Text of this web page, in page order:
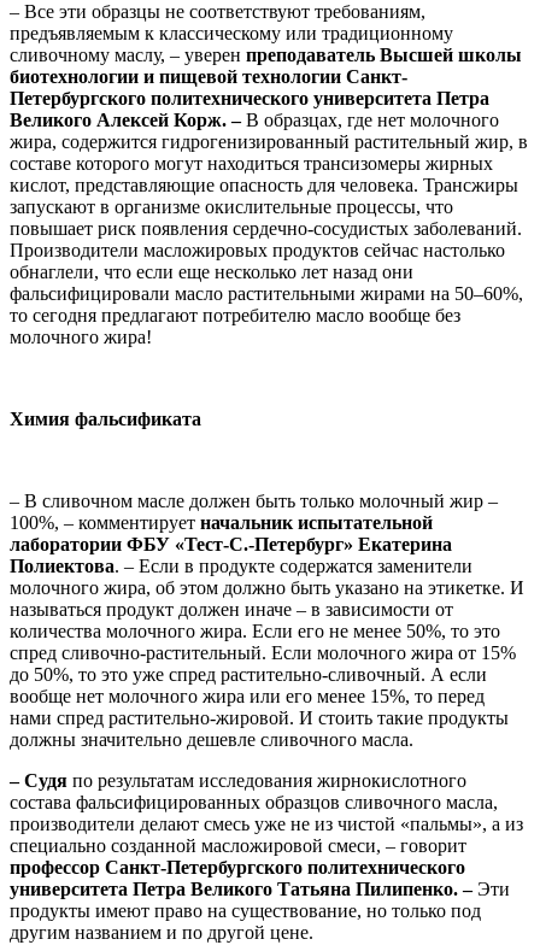
– Все эти образцы не соответствуют требованиям,
предъявляемым к классическому или традиционному
сливочному маслу, – уверен преподаватель Высшей школы
биотехнологии и пищевой технологии Санкт-
Петербургского политехнического университета Петра
Великого Алексей Корж. –В образцах, где нет молочного
жира, содержится гидрогенизированный растительный жир, в
составе которого могут находиться трансизомеры жирных
кислот, представляющие опасность для человека. Трансжиры
запускают в организме окислительные процессы, что
повышает риск появления сердечно-сосудистых заболеваний.
Производители масложировых продуктов сейчас настолько
обнаглели, что если еще несколько лет назад они
фальсифицировали масло растительными жирами на 50–60%,
то сегодня предлагают потребителю масло вообще без
молочного жира!
Химия фальсификата
– В сливочном масле должен быть только молочный жир –
100%, – комментирует начальник испытательной
лаборатории ФБУ «Тест-С.-Петербург» Екатерина
Полиектова. – Если в продукте содержатся заменители
молочного жира, об этом должно быть указано на этикетке. И
называться продукт должен иначе – в зависимости от
количества молочного жира. Если его не менее 50%, то это
спред сливочно-растительный. Если молочного жира от 15%
до 50%, то это уже спред растительно-сливочный. А если
вообще нет молочного жира или его менее 15%, то перед
нами спред растительно-жировой. И стоить такие продукты
должны значительно дешевле сливочного масла.
– Судя по результатам исследования жирнокислотного
состава фальсифицированных образцов сливочного масла,
производители делают смесь уже не из чистой «пальмы», а из
специально созданной масложировой смеси, – говорит
профессор Санкт-Петербургского политехнического
университета Петра Великого Татьяна Пилипенко. –Эти
продукты имеют право на существование, но только под
другим названием и по другой цене.